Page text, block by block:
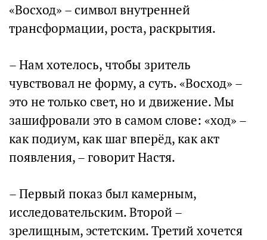
«Восход» – символ внутренней
трансформации, роста, раскрытия.
– Нам хотелось, чтобы зритель
чувствовал не форму, а суть. «Восход» –
это не только свет, но и движение. Мы
зашифровали это в самом слове: «ход» –
как подиум, как шаг вперёд, как акт
появления, – говорит Настя.
– Первый показ был камерным,
исследовательским. Второй –
зрелищным, эстетским. Третий хочется